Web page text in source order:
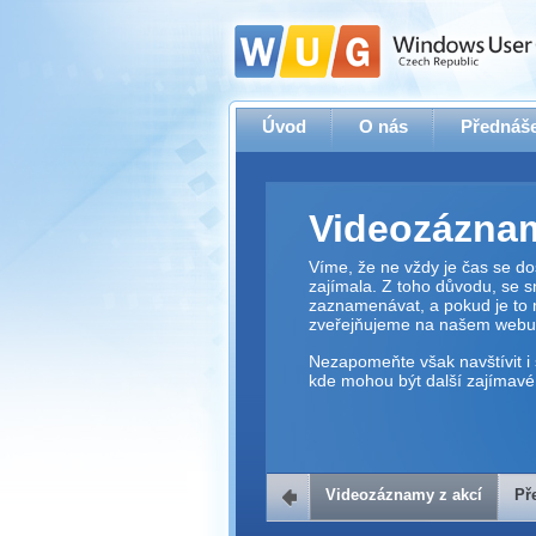
Úvod O nás
Víme, že ne vždy je čas se
zajímala. Z toho důvodu, se
zaznamenávat, a pokud je to
zveřejňujeme na našem webu.
Nezapomeňte však navštívit i
kde mohou být další zajímavé
Přehrávač
Videozáznamy z akcí